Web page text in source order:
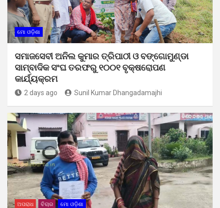
ମୋ ଓଡ଼ିଶା
ସମାଜସେବୀ ଅନିଲ କୁମାର ତ୍ରିପାଠୀ ଓ ବଙ୍ଗୋମୁଣ୍ଡା
ସାମ୍ବାଦିକ ସଂଘ ତରଫରୁ ୧୦୦୧ ବୃକ୍ଷରୋପଣ
କାର୍ଯ୍ୟକ୍ରମ
2 days ago Sunil Kumar Dhangadamajhi
ଅପରାଧ ବିଚାର ମୋ ଓଡ଼ିଶା